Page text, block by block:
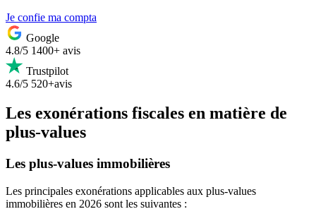
Je confie ma compta
Google
4.8/5 1400+ avis
Trustpilot
4.6/5 520+avis
Les exonérations fiscales en matière de
plus-values
Les plus-values immobilières
Les principales exonérations applicables aux plus-values
immobilières en 2026 sont les suivantes :